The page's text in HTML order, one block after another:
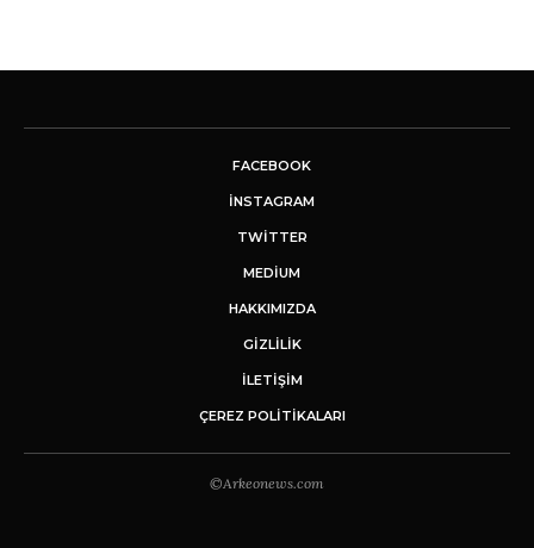
FACEBOOK
INSTAGRAM
TWITTER
MEDIUM
HAKKIMIZDA
GİZLİLİK
İLETIŞIM
ÇEREZ POLITIKALARI
©Arkeonews.com